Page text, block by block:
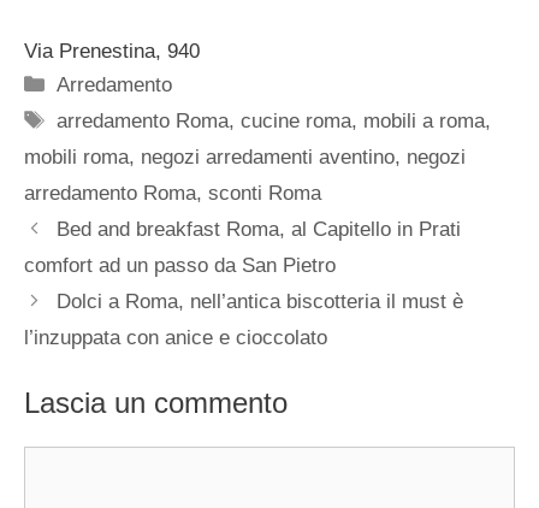
Via Prenestina, 940
Categorie
Arredamento
Tag
arredamento Roma,cucine roma, mobili a roma,
mobili roma, negozi arredamenti aventino, negozi
arredamento Roma, sconti Roma
Bed and breakfast Roma, al Capitello in Prati
comfort ad un passo da San Pietro
Dolci a Roma, nell’antica biscotteria il must è
l’inzuppata con anice e cioccolato
Lascia un commento